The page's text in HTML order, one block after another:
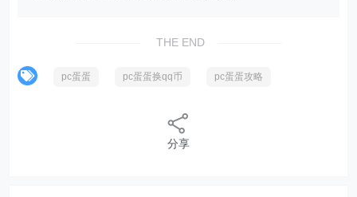
THE END
pc蛋蛋 pc蛋蛋换qq币 pc蛋蛋攻略
分享